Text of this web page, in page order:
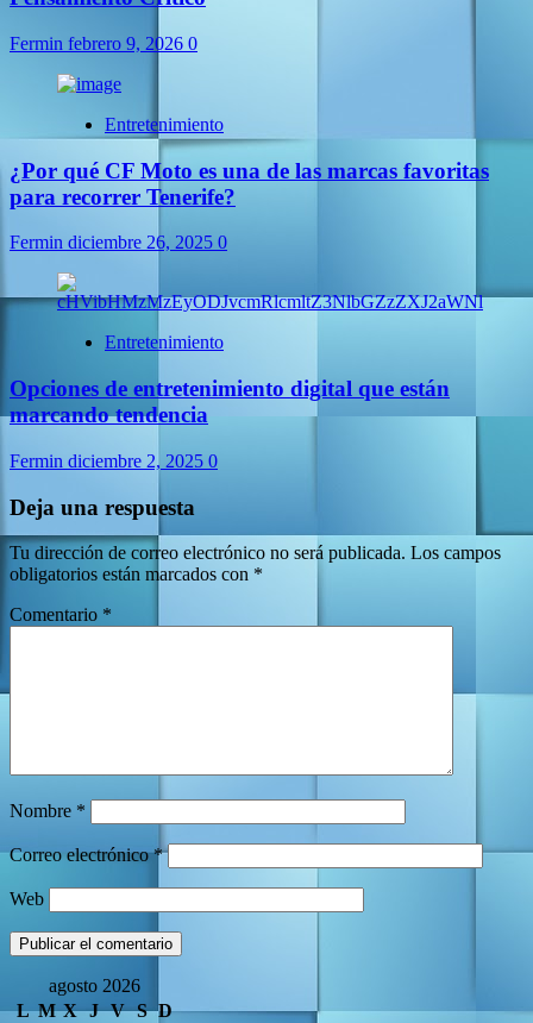
Fermin febrero 9, 2026 0
Entretenimiento
¿Por qué CF Moto es una de las marcas favoritas
para recorrer Tenerife?
Fermin diciembre 26, 2025 0
Entretenimiento
Opciones de entretenimiento digital que están
marcando tendencia
Fermin diciembre 2, 2025 0
Deja una respuesta
Tu dirección de correo electrónico no será publicada. Los campos
obligatorios están marcados con *
Comentario *
Nombre *
Correo electrónico*
Web
agosto 2026
L M X J V S D